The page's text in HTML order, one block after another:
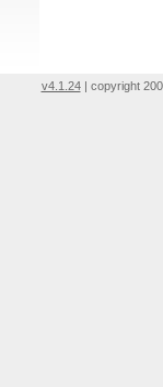
v4.1.24| copyright